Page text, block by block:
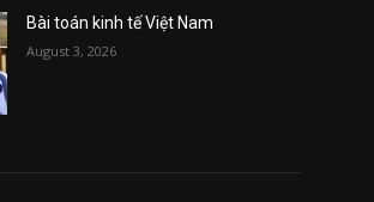
Bài toán kinh tế Việt Nam
August 3, 2026